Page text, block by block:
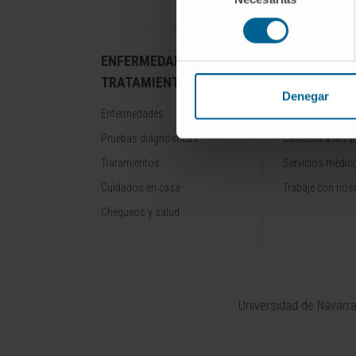
consentimiento
Denegar
ENFERMEDADES Y
TRATAMIENTOS
Enfermedades
Pruebas diagnósticas
Tratamientos
Cuidados en casa
Chequeos y salud
NUESTROS
Conozca a los
Servicios
Trabaje con
Universidad de Navarra